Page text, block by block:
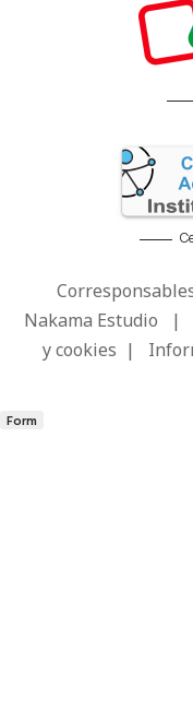
Nakama Estudio |
y cookies |
Form